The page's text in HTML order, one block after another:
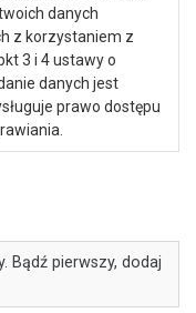
danych
z korzystaniem z
3 i 4 ustawy o
danych jest
prawo dostępu
Bądź pierwszy, dodaj